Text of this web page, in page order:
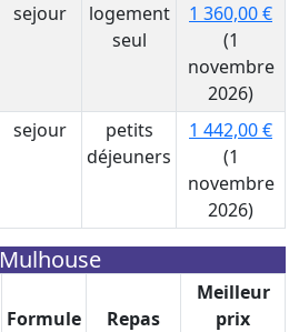
sejour
logement
seul
1 360,00 €
(1
novembre
2026)
sejour
petits
déjeuners
1 442,00 €
(1
novembre
2026)
Mulhouse
Formule Repas
Meilleur
prix